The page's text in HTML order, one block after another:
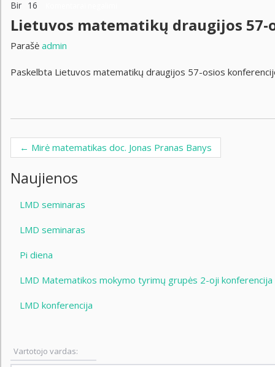
Bir 16
Lietuvos matematikų draugijos
Parašė admin
Paskelbta Lietuvos matematikų draugijos 57-osios
Post navigation
← Mirė matematikas doc. Jonas Pranas Banys
Naujienos
LMD seminaras
LMD seminaras
Pi diena
LMD Matematikos mokymo tyrimų grupės 2-oji konferencija
LMD konferencija
Vartotojo vardas: